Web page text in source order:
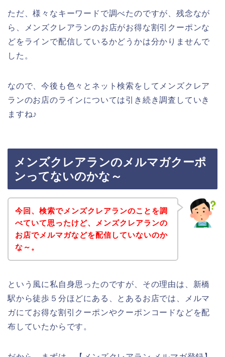
ただ、様々なキーワードで調べたのですが、残念なが
ら、メンズクレアランのお店がお得な割引クーポンな
どをラインで配信しているかどうかは分かりませんで
した。
なので、今後も色々とネット検索をしてメンズクレア
ランのお店のラインについては引き続き調査していき
ますね♪
メンズクレアランのメルマガクーポ
ンってないのかな～
今回、検索でメンズクレアランのことを調
べていて思ったけど、メンズクレアランの
お店でメルマガなどを配信していないのか
な～。
という風に私自身思ったのですが、その理由は、新橋
駅から徒歩５分ほどにある、とあるお店では、メルマ
ガにてお得な割引クーポンやクーポンコードなどを配
布していたからです。